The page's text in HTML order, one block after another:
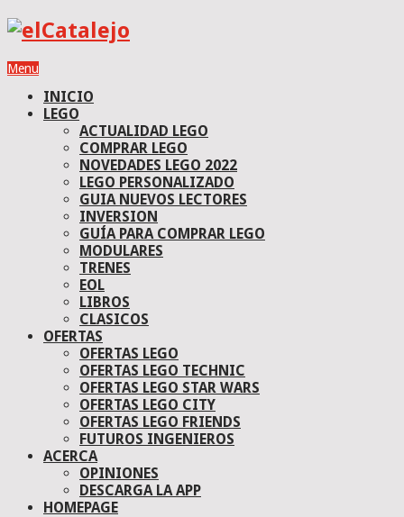
Menu
INICIO
LEGO
ACTUALIDAD LEGO
COMPRAR LEGO
NOVEDADES LEGO 2022
LEGO PERSONALIZADO
GUIA NUEVOS LECTORES
INVERSION
GUÍA PARA COMPRAR LEGO
MODULARES
TRENES
EOL
LIBROS
CLASICOS
OFERTAS
OFERTAS LEGO
OFERTAS LEGO TECHNIC
OFERTAS LEGO STAR WARS
OFERTAS LEGO CITY
OFERTAS LEGO FRIENDS
FUTUROS INGENIEROS
ACERCA
OPINIONES
DESCARGA LA APP
HOMEPAGE